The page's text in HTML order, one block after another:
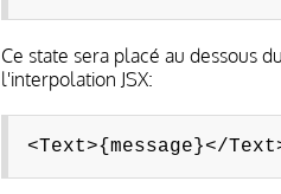
Ce state sera placé au dessous
l'interpolation JSX:
<Text>{message}</